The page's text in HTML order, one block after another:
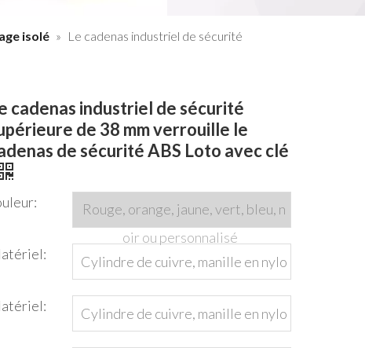
isolé » Le cadenas industriel de sécurité
cadenas industriel de sécurité
de 38 mm verrouille le
de sécurité ABS Loto avec clé
Rouge, orange, jaune, vert, bleu, n
oir ou personnalisé
Cylindre de cuivre, manille en nylo
Cylindre de cuivre, manille en nylo